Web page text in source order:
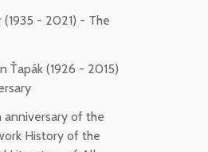
(1935 - 2021) - The
Ťapák (1926 - 2015)
anniversary of the
History of the